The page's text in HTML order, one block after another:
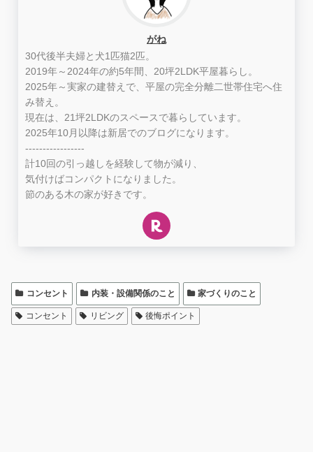
がね
30代後半夫婦と犬1匹猫2匹。
2019年～2024年の約5年間、20坪2LDK平屋暮らし。
2025年～実家の建替えで、平屋の完全分離二世帯住宅へ住
み替え。
現在は、21坪2LDKのスペースで暮らしています。
2025年10月以降は新居でのブログになります。
-----------------
計10回の引っ越しを経験して物が減り、
気付けばコンパクトになりました。
節のある木の家が好きです。
コンセント 内装・設備関係のこと 家づくりのこと
コンセント リビング 後悔ポイント